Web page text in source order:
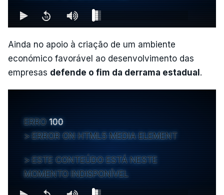
Ainda no apoio à criação de um ambiente
económico favorável ao desenvolvimento das
empresas defende o fim da derrama estadual .
ERRO 100
ERROR ON HTML5 MEDIA ELEMENT
ESTE CONTEÚDO ESTÁ NESTE
MOMENTO INDISPONÍVEL